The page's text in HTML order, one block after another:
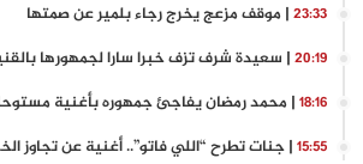
23:33 | موقف مزعج يخرج رجاء بلمير عن صمتها
20:19 | سعيدة شرف تزف خبرا سارا لجمهورها
18:16 | محمد رمضان يفاجئ جمهوره بأغنية
15:55 | جنات تطرح “اللي فاتو”.. أغنية عن تجاوز